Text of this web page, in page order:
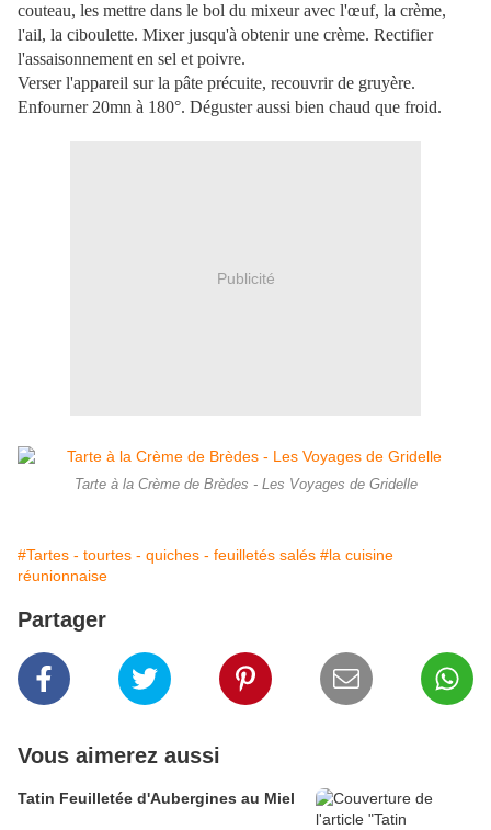
couteau, les mettre dans le bol du mixeur avec l'œuf, la crème,
l'ail, la ciboulette. Mixer jusqu'à obtenir une crème. Rectifier
l'assaisonnement en sel et poivre.
Verser l'appareil sur la pâte précuite, recouvrir de gruyère.
Enfourner 20mn à 180°. Déguster aussi bien chaud que froid.
Publicité
Tarte à la Crème de Brèdes - Les Voyages de Gridelle
#Tartes - tourtes - quiches - feuilletés salés #la cuisine
réunionnaise
Partager
Vous aimerez aussi
Tatin Feuilletée d'Aubergines au Miel